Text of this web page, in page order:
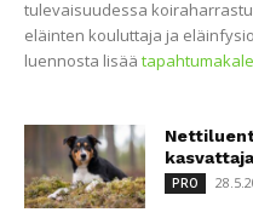
tulevaisuudessa
eläinten kouluttaja ja
luennosta lisää
PRO